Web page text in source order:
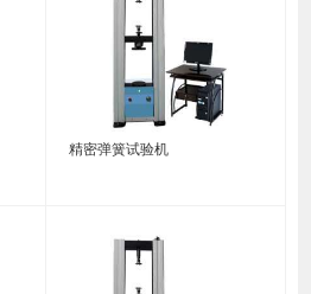
精密弹簧试验机